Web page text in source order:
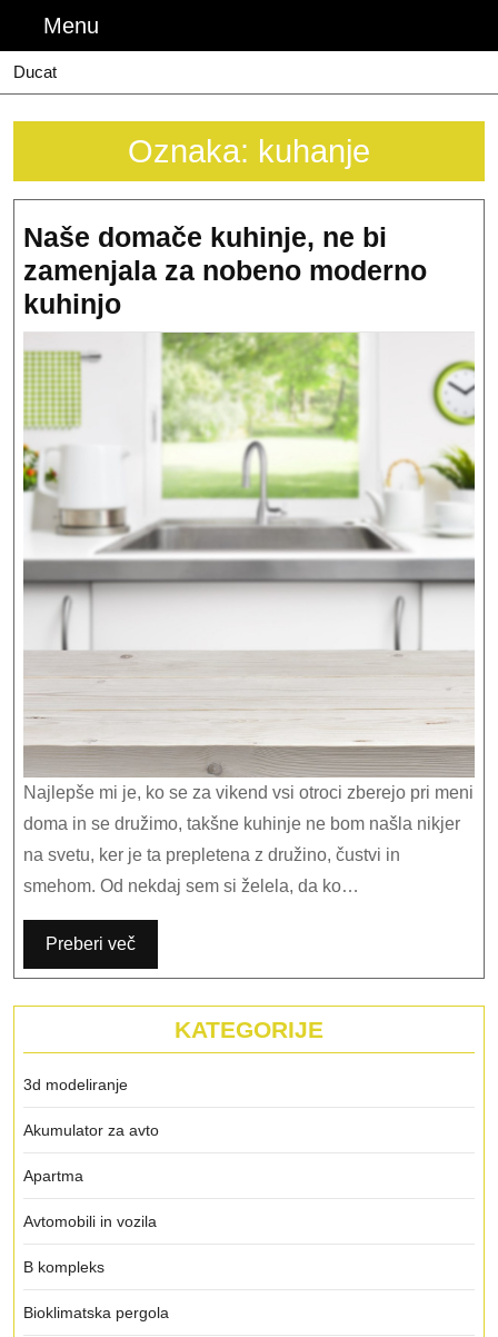
content
Menu
Ducat
Oznaka: kuhanje
Naše domače kuhinje, ne bi
zamenjala za nobeno moderno
kuhinjoNaše
domače
kuhinje,
zamenjala
za
nobeno
moderno
kuhinjo
Najlepše mi je, ko se za vikend vsi otroci zberejo pri meni
doma in se družimo, takšne kuhinje ne bom našla nikjer
na svetu, ker je ta prepletena z družino, čustvi in
smehom. Od nekdaj sem si želela, da ko…
Preberi več
KATEGORIJE
3d modeliranje
Akumulator za avto
Apartma
Avtomobili in vozila
B kompleks
Bioklimatska pergola